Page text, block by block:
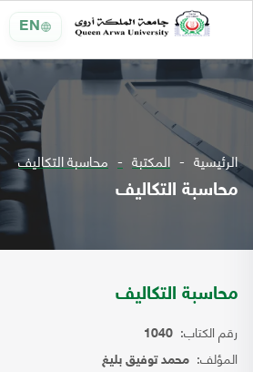
EN
الرئيسية المكتبة محاسبة التكاليف
محاسبة التكاليف
محاسبة التكاليف
رقم الكتاب: 1040
المؤلف: محمد توفيق بليغ